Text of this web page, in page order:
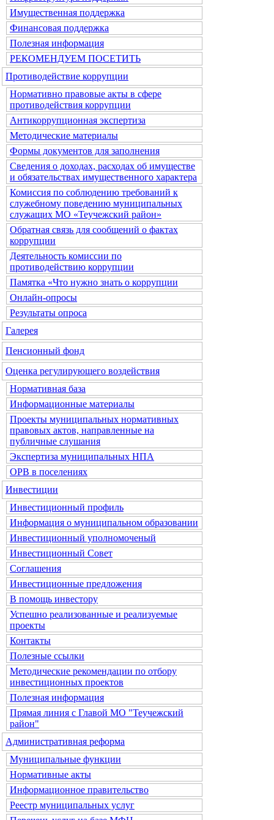
Имущественная поддержка
Финансовая поддержка
Полезная информация
РЕКОМЕНДУЕМ ПОСЕТИТЬ
Противодействие коррупции
Нормативно правовые акты в сфере
противодействия коррупции
Антикоррупционная экспертиза
Методические материалы
Формы документов для заполнения
Сведения о доходах, расходах об имуществе
и обязательствах имущественного характера
Комиссия по соблюдению требований к
служебному поведению муниципальных
служащих МО «Теучежский район»
Обратная связь для сообщений о фактах
коррупции
Деятельность комиссии по
противодействию коррупции
Памятка «Что нужно знать о коррупции
Онлайн-опросы
Результаты опроса
Галерея
Пенсионный фонд
Оценка регулирующего воздействия
Нормативная база
Информационные материалы
Проекты муниципальных нормативных
правовых актов, направленные на
публичные слушания
Экспертиза муниципальных НПА
ОРВ в поселениях
Инвестиции
Инвестиционный профиль
Информация о муниципальном образовании
Инвестиционный уполномоченый
Инвестиционный Совет
Соглашения
Инвестиционные предложения
В помощь инвестору
Успешно реализованные и реализуемые
проекты
Контакты
Полезные ссылки
Методические рекомендации по отбору
инвестиционных проектов
Полезная информация
Прямая линия с Главой МО "Теучежский
район"
Административная реформа
Муниципальные функции
Нормативные акты
Информационное правительство
Реестр муниципальных услуг